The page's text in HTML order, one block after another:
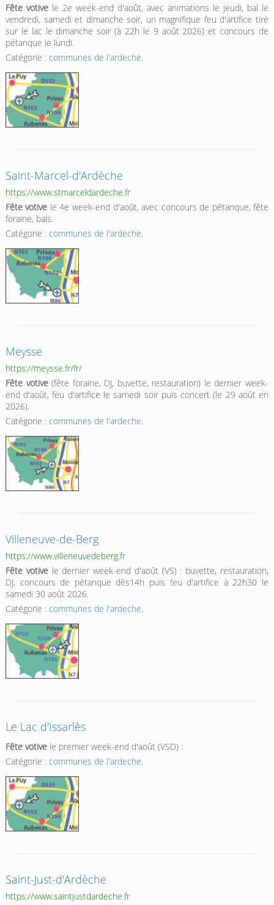
Fête votivele 2e week-end d'août, avec animations le jeudi, bal le
vendredi, samedi et dimanche soir, un magnifique feu d'artifice tiré
sur le lac le dimanche soir (à 22h le 9 août 2026) et concours de
pétanque le lundi.
Catégorie : communes de l'ardeche.
Saint-Marcel-d'Ardèche
https://www.stmarceldardeche.fr
Fête votive le 4e week-end d'août, avec concours de pétanque, fête
foraine, bals.
Catégorie : communes de l'ardeche.
Meysse
https://meysse.fr/fr/
Fête votive(fête foraine, DJ, buvette, restauration) le dernier week-
end d'août, feu d'artifice le samedi soir puis concert (le 29 août en
2026).
Catégorie : communes de l'ardeche.
Villeneuve-de-Berg
https://www.villeneuvedeberg.fr
Fête votivele dernier week-end d'août (VS) : buvette, restauration,
DJ, concours de pétanque dès14h puis feu d'artifice à 22h30 le
samedi 30 août 2026.
Catégorie : communes de l'ardeche.
Le Lac d'Issarlès
Fête votivele premier week-end d'août (VSD) :
Catégorie : communes de l'ardeche.
Saint-Just-d'Ardèche
https://www.saintjustdardeche.fr